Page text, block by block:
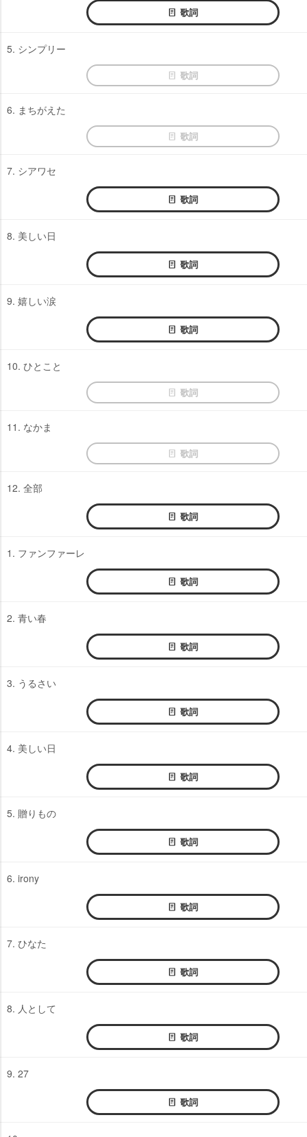
歌詞
5. シンプリー
歌詞
6. まちがえた
歌詞
7. シアワセ
歌詞
8. 美しい日
歌詞
9. 嬉しい涙
歌詞
10. ひとこと
歌詞
11. なかま
歌詞
12. 全部
歌詞
1. ファンファーレ
歌詞
2. 青い春
歌詞
3. うるさい
歌詞
4. 美しい日
歌詞
5. 贈りもの
歌詞
6. irony
歌詞
7. ひなた
歌詞
8. 人として
歌詞
9. 27
歌詞